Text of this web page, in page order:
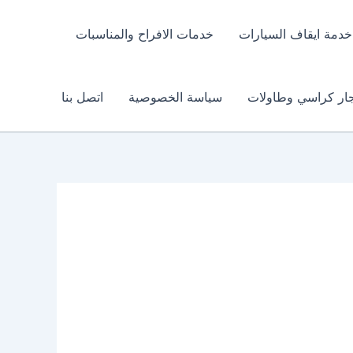
خدمة ايقاف السيارات خدمات الافراح والمناسبات
كراسي وطاولات سياسة الخصوصية اتصل بنا